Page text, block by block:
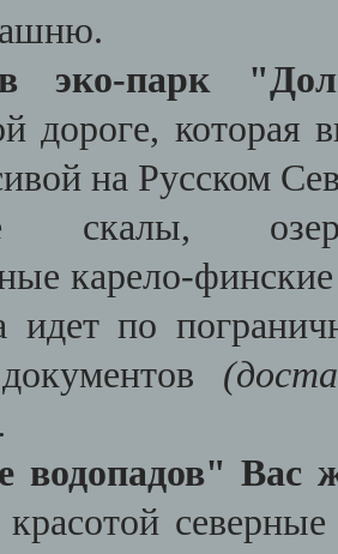
в эко-парк
дороге, которая
на Русском
скалы,
карело-
идет по
водопадов" Вас